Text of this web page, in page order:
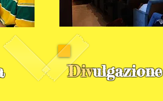
Divulgazione